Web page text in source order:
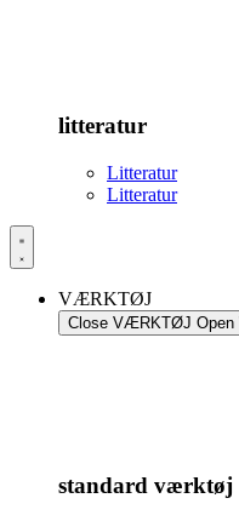
litteratur
Litteratur
Litteratur
VÆRKTØJ
Close VÆRKTØJ
standard værktøj